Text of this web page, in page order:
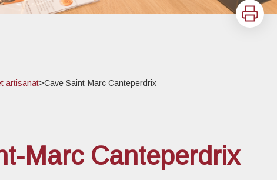
Imprimer
artisanat>Cave Saint-Marc Canteperdrix
Marc Canteperdrix